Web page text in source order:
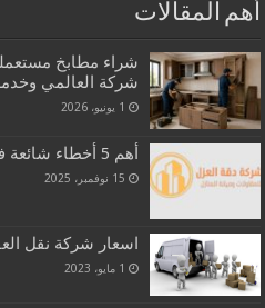
أهم المقالات
شراء مطابخ
شركة العالمي
1 يونيو، 2026
أهم 5 أخطاء شائعة في تنفيذ العزل وكيف تتجنبها
15 نوفمبر، 2025
اسعار شركة نقل
1 مايو، 2023